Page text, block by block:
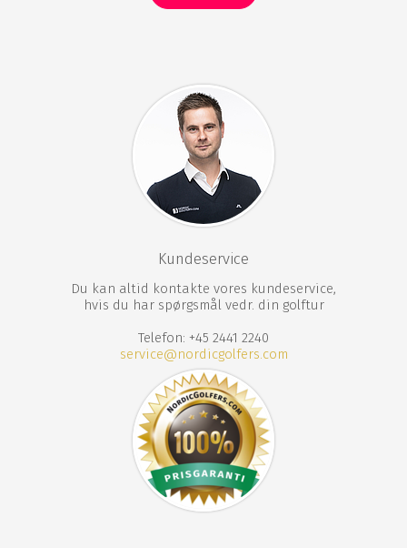
Kundeservice
Du kan altid kontakte vores kundeservice,
hvis du har spørgsmål vedr. din golftur
Telefon: +45 2441 2240
service@nordicgolfers.com